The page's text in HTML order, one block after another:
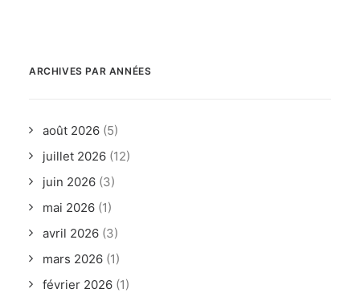
ARCHIVES PAR ANNÉES
août 2026 (5)
juillet 2026 (12)
juin 2026 (3)
mai 2026 (1)
avril 2026 (3)
mars 2026 (1)
février 2026 (1)